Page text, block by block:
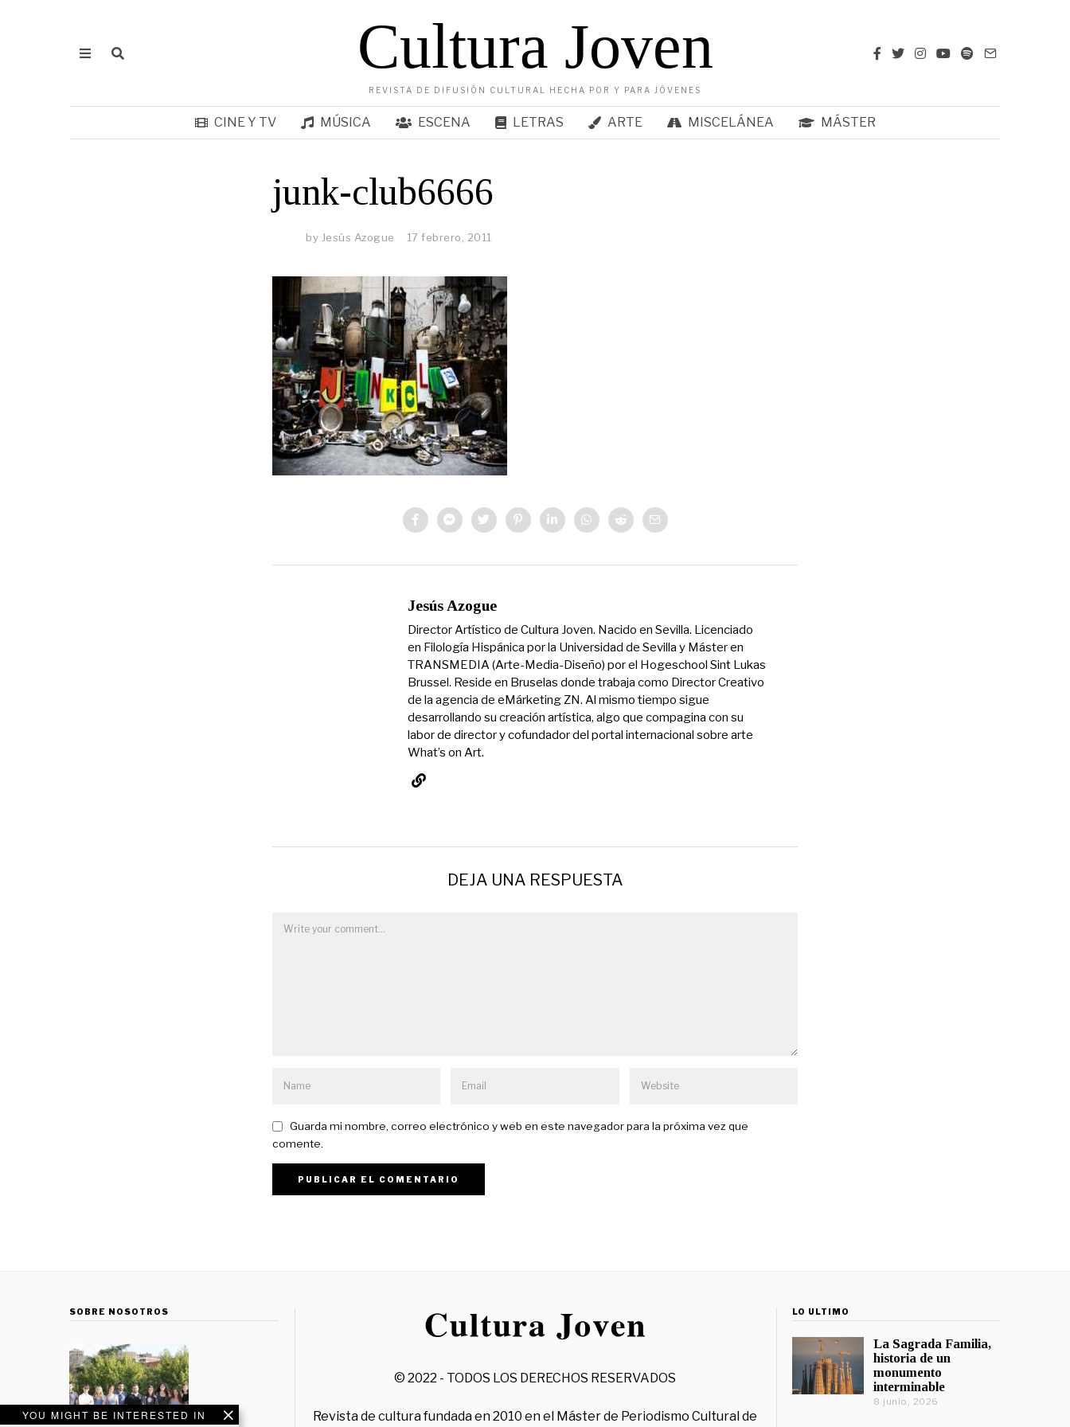
Cultura Joven
REVISTA DE DIFUSIÓN CULTURAL HECHA POR Y PARA JÓVENES
CINE Y TV MÚSICA ESCENA LETRAS ARTE MISCELÁNEA MÁSTER
junk-club6666
by Jesús Azogue 17 febrero, 2011
Jesús Azogue
Director Artístico de Cultura Joven. Nacido en Sevilla. Licenciado
en Filología Hispánica por la Universidad de Sevilla y Máster en
TRANSMEDIA (Arte-Media-Diseño) por el Hogeschool Sint Lukas
Brussel. Reside en Bruselas donde trabaja como Director Creativo
de la agencia de eMárketing ZN. Al mismo tiempo sigue
desarrollando su creación artística, algo que compagina con su
labor de director y cofundador del portal internacional sobre arte
What’s on Art.
DEJA UNA RESPUESTA
Guarda mi nombre, correo electrónico y web en este navegador para la próxima vez que
comente.
YOU MIGHT BE INTERESTED IN
SOBRE NOSOTROS
© 2022 - TODOS LOS DERECHOS RESERVADOS
Revista de cultura fundada en 2010 en el Máster de Periodismo Cultural de
LO ÚLTIMO
La Sagrada Familia,
historia de un
monumento
interminable
8 junio, 2026